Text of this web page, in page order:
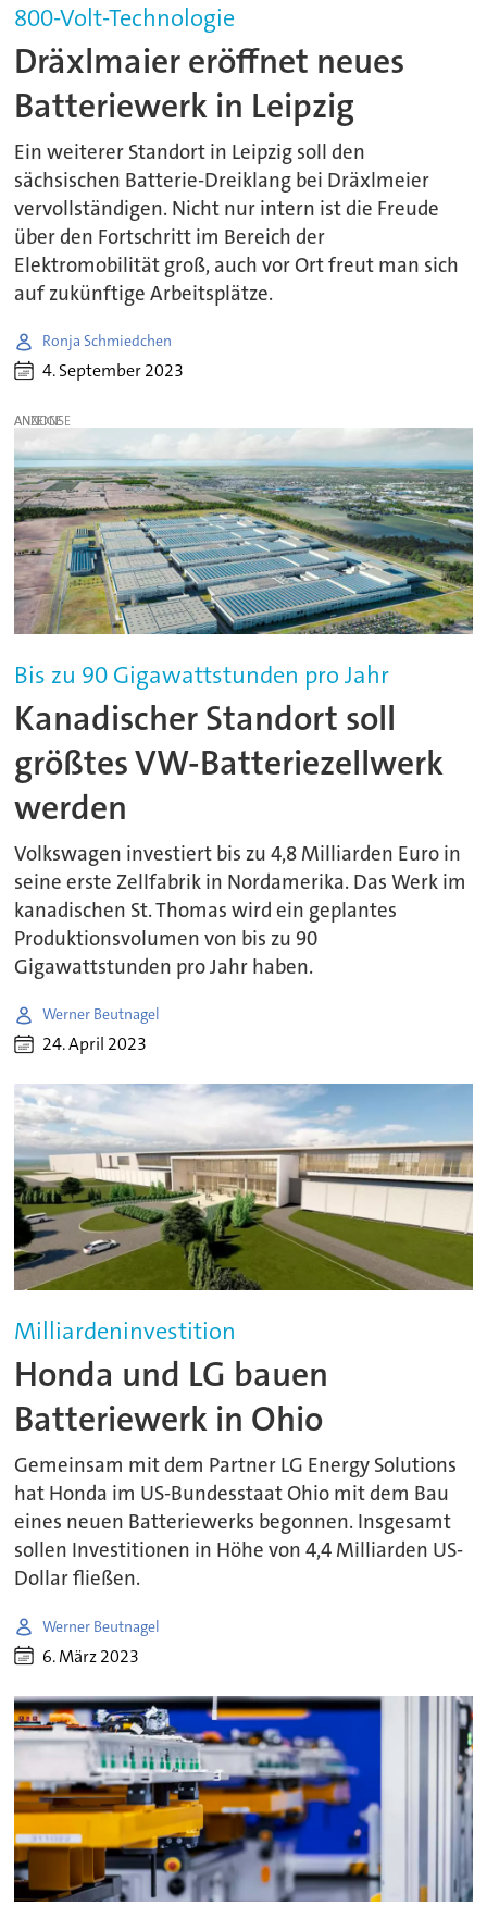
800-Volt-Technologie
Dräxlmaier eröffnet neues
Batteriewerk in Leipzig
Ein weiterer Standort in Leipzig soll den
sächsischen Batterie-Dreiklang bei Dräxlmeier
vervollständigen. Nicht nur intern ist die Freude
über den Fortschritt im Bereich der
Elektromobilität groß, auch vor Ort freut man sich
auf zukünftige Arbeitsplätze.
Ronja Schmiedchen
4. September 2023
ANZEIGE
Bis zu 90 Gigawattstunden pro Jahr
Kanadischer Standort soll
größtes VW-Batteriezellwerk
werden
Volkswagen investiert bis zu 4,8 Milliarden Euro in
seine erste Zellfabrik in Nordamerika. Das Werk im
kanadischen St. Thomas wird ein geplantes
Produktionsvolumen von bis zu 90
Gigawattstunden pro Jahr haben.
Werner Beutnagel
24. April 2023
Milliardeninvestition
Honda und LG bauen
Batteriewerk in Ohio
Gemeinsam mit dem Partner LG Energy Solutions
hat Honda im US-Bundesstaat Ohio mit dem Bau
eines neuen Batteriewerks begonnen. Insgesamt
sollen Investitionen in Höhe von 4,4 Milliarden US-
Dollar fließen.
Werner Beutnagel
6. März 2023